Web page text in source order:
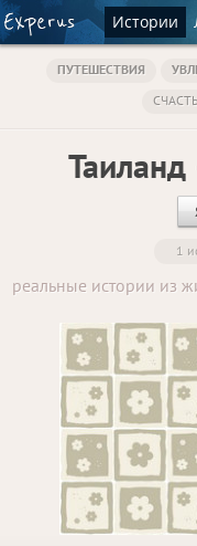
Истории
ПУТЕШЕСТВИЯ
1
реальные истории из